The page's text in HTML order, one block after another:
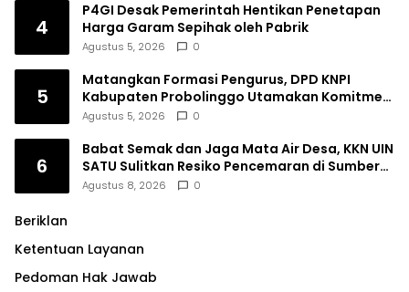
4
P4GI Desak Pemerintah Hentikan Penetapan
Harga Garam Sepihak oleh Pabrik
Agustus 5, 2026 0
5
Matangkan Formasi Pengurus, DPD KNPI
Kabupaten Probolinggo Utamakan Komitmen
dan Kinerja
Agustus 5, 2026 0
6
Babat Semak dan Jaga Mata Air Desa, KKN UIN
SATU Sulitkan Resiko Pencemaran di Sumber
Ngumbul
Agustus 8, 2026 0
Beriklan
Ketentuan Layanan
Pedoman Hak Jawab